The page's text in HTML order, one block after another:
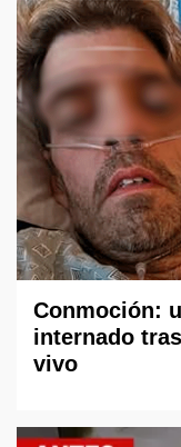
Conmoción:
internado
vivo